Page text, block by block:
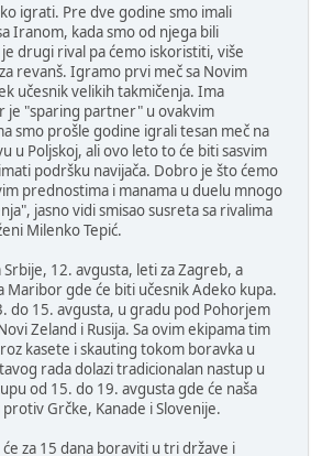
igrati. Pre dve godine smo imali
Iranom, kada smo od njega bili
drugi rival pa ćemo iskoristiti, više
revanš. Igramo prvi meč sa Novim
učesnik velikih takmičenja. Ima
je "sparing partner" u ovakvim
smo prošle godine igrali tesan meč na
u Poljskoj, ali ovo leto to će biti sasvim
podršku navijača. Dobro je što ćemo
prednostima i manama u duelu mnogo
jasno vidi smisao susreta sa rivalima
Milenko Tepić.
12. avgusta, leti za Zagreb, a
Maribor gde će biti učesnik Adeko kupa.
do 15. avgusta, u gradu pod Pohorjem
Zeland i Rusija. Sa ovim ekipama tim
kasete i skauting tokom boravka u
rada dolazi tradicionalan nastup u
od 15. do 19. avgusta gde će naša
Grčke, Kanade i Slovenije.
za 15 dana boraviti u tri države i